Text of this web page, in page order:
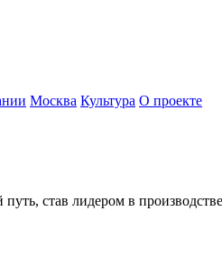
Москва Культура О проекте
став лидером в